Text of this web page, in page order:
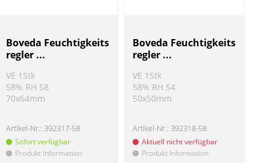
Boveda Feuchtigkeits
regler ...
VE 1Stk
58% RH S8
70x64mm
Artikel-Nr.:392317-58
Sofort verfügbar
! Produkt Information
Boveda Feuchtigkeits
regler ...
VE 1Stk
58% RH S4
50x50mm
Artikel-Nr.:392318-58
Aktuell nicht verfügbar
! Produkt Information